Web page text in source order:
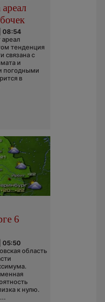
08:54
тенденция
связана с
и
погодными
в
6
05:50
область
к нулю.